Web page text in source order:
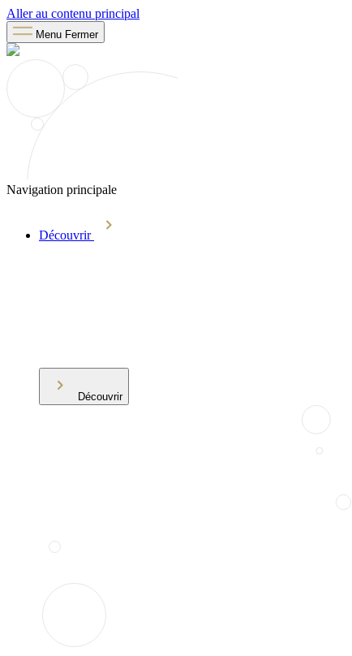
Aller au contenu principal
Menu Fermer
Navigation principale
Découvrir
Découvrir